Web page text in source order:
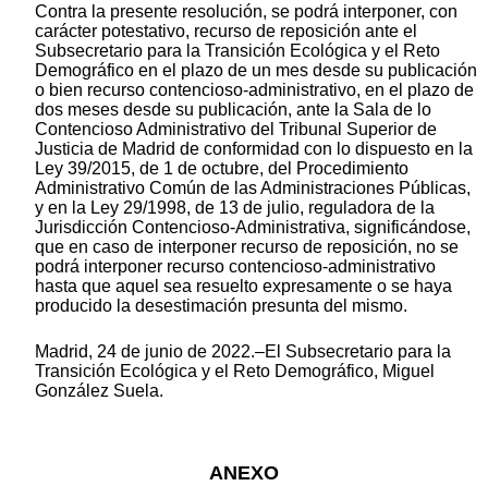
Contra la presente resolución, se podrá interponer, con
carácter potestativo, recurso de reposición ante el
Subsecretario para la Transición Ecológica y el Reto
Demográfico en el plazo de un mes desde su publicación
o bien recurso contencioso-administrativo, en el plazo de
dos meses desde su publicación, ante la Sala de lo
Contencioso Administrativo del Tribunal Superior de
Justicia de Madrid de conformidad con lo dispuesto en la
Ley 39/2015, de 1 de octubre, del Procedimiento
Administrativo Común de las Administraciones Públicas,
y en la Ley 29/1998, de 13 de julio, reguladora de la
Jurisdicción Contencioso-Administrativa, significándose,
que en caso de interponer recurso de reposición, no se
podrá interponer recurso contencioso-administrativo
hasta que aquel sea resuelto expresamente o se haya
producido la desestimación presunta del mismo.
Madrid, 24 de junio de 2022.–El Subsecretario para la
Transición Ecológica y el Reto Demográfico, Miguel
González Suela.
ANEXO